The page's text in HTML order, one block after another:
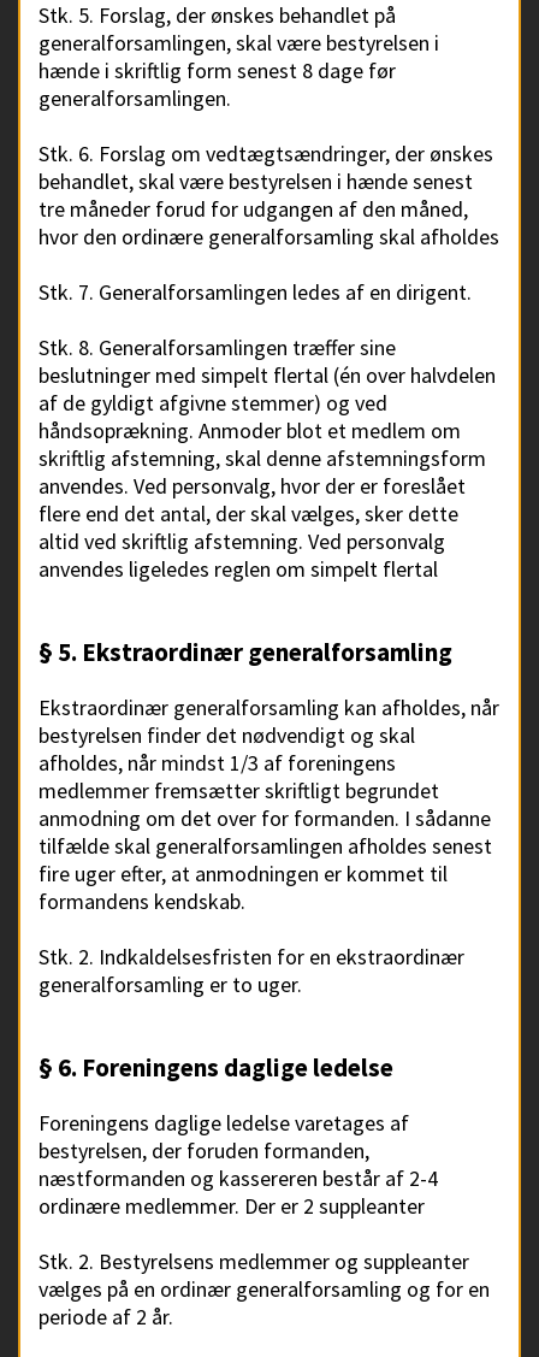
Stk. 5. Forslag, der ønskes behandlet på
generalforsamlingen, skal være bestyrelsen i
hænde i skriftlig form senest 8 dage før
generalforsamlingen.
Stk. 6. Forslag om vedtægtsændringer, der ønskes
behandlet, skal være bestyrelsen i hænde senest
tre måneder forud for udgangen af den måned,
hvor den ordinære generalforsamling skal afholdes
Stk. 7. Generalforsamlingen ledes af en dirigent.
Stk. 8. Generalforsamlingen træffer sine
beslutninger med simpelt flertal (én over halvdelen
af de gyldigt afgivne stemmer) og ved
håndsoprækning. Anmoder blot et medlem om
skriftlig afstemning, skal denne afstemningsform
anvendes. Ved personvalg, hvor der er foreslået
flere end det antal, der skal vælges, sker dette
altid ved skriftlig afstemning. Ved personvalg
anvendes ligeledes reglen om simpelt flertal
§ 5. Ekstraordinær generalforsamling
Ekstraordinær generalforsamling kan afholdes, når
bestyrelsen finder det nødvendigt og skal
afholdes, når mindst 1/3 af foreningens
medlemmer fremsætter skriftligt begrundet
anmodning om det over for formanden. I sådanne
tilfælde skal generalforsamlingen afholdes senest
fire uger efter, at anmodningen er kommet til
formandens kendskab.
Stk. 2. Indkaldelsesfristen for en ekstraordinær
generalforsamling er to uger.
§ 6. Foreningens daglige ledelse
Foreningens daglige ledelse varetages af
bestyrelsen, der foruden formanden,
næstformanden og kassereren består af 2-4
ordinære medlemmer. Der er 2 suppleanter
Stk. 2. Bestyrelsens medlemmer og suppleanter
vælges på en ordinær generalforsamling og for en
periode af 2 år.